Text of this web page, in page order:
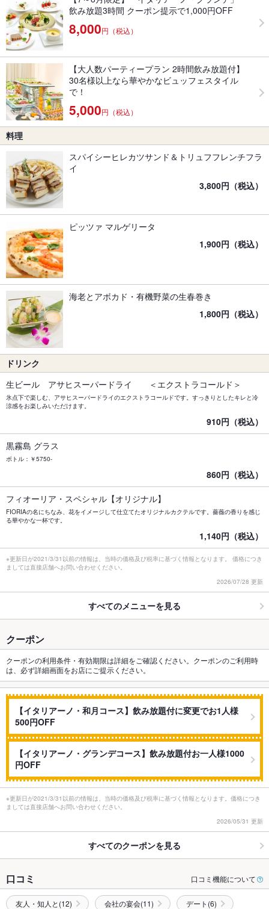
飲み放題3時間 クーポン提示で1,000円OFF
8,000円（税込）
【大人数パーティープラン 2時間飲み放題付】
30名様以上なら華やかなビュッフェスタイル
で！
5,000円（税込）
料理
スパイシーヒレカツサンド＆トリュフフレンチフラ
イ
3,800円（税込）
ピッツァ マルゲリータ
1,900円（税込）
海老とアボカド・有機野菜の生春巻き
1,800円（税込）
ドリンク
生ビール アサヒスーパードライ ＜エクストラコールド＞
氷点下で楽しむ、アサヒスーパードライのエクストラコールドです。すっきりとしたキレと冷
涼感をお楽しみいただけます。
910円（税込）
黒霧島 グラス
ボトル：￥5750-
860円（税込）
フィオーリア・スペシャル【オリジナル】
FIORIAの名にちなみ、花をイメージして仕立てたオリジナルカクテルです。薔薇の香りを感じ
る華やかな一杯です。
1,140円（税込）
※更新日が2021/3/31以前の情報は、当時の価格及び税率に基づく情報となります。 価格につき
ましては直接店舗へお問い合わせください。
2026/07/28 更新
すべてのメニューを見る
クーポン
クーポンの利用条件・有効期限は詳細をご確認ください。クーポンのご利用時
は、必ず詳細画面をお店にご提示ください。
【イタリアーノ・和月コース】飲み放題付に変更でお1人様
500円OFF
【イタリアーノ・グランデコース】飲み放題付お一人様1000
円OFF
※更新日が2021/3/31以前の情報は、当時の価格及び税率に基づく情報となります。価格につき
ましては直接店舗へお問い合わせください。
2026/05/31 更新
すべてのクーポンを見る
口コミ 口コミ機能について
友人・知人と(12) 会社の宴会(11) デート(6)